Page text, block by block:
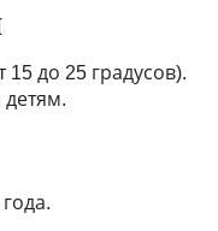
до 25 градусов).
детям.